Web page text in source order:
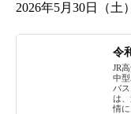
2026年5月30日（土
令
JR
中
バ
は
情に